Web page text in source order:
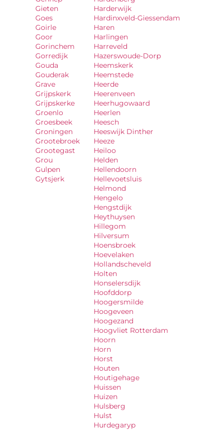
Gieten
Goes
Goirle
Goor
Gorinchem
Gorredijk
Gouda
Gouderak
Grave
Grijpskerk
Grijpskerke
Groenlo
Groesbeek
Groningen
Grootebroek
Grootegast
Grou
Gulpen
Gytsjerk
Harderwijk
Hardinxveld-Giessendam
Haren
Harlingen
Harreveld
Hazerswoude-Dorp
Heemskerk
Heemstede
Heerde
Heerenveen
Heerhugowaard
Heerlen
Heesch
Heeswijk Dinther
Heeze
Heiloo
Helden
Hellendoorn
Hellevoetsluis
Helmond
Hengelo
Hengstdijk
Heythuysen
Hillegom
Hilversum
Hoensbroek
Hoevelaken
Hollandscheveld
Holten
Honselersdijk
Hoofddorp
Hoogersmilde
Hoogeveen
Hoogezand
Hoogvliet Rotterdam
Hoorn
Horn
Horst
Houten
Houtigehage
Huissen
Huizen
Hulsberg
Hulst
Hurdegaryp